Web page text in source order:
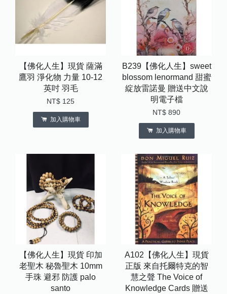
【佛化人生】現貨 薩滿
鷹羽 淨化物 力量 10-12
英吋 羽毛
NT$ 125
加入購物車
B239【佛化人生】sweet
blossom lenormand 甜蜜
綻放雷諾曼 贈送中文說
明電子檔
NT$ 890
加入購物車
【佛化人生】現貨 印加
老聖木 秘魯聖木 10mm
手珠 避邪 防護 palo
santo
A102【佛化人生】現貨
正版 來自托爾特克的智
慧之聲 The Voice of
Knowledge Cards 贈送